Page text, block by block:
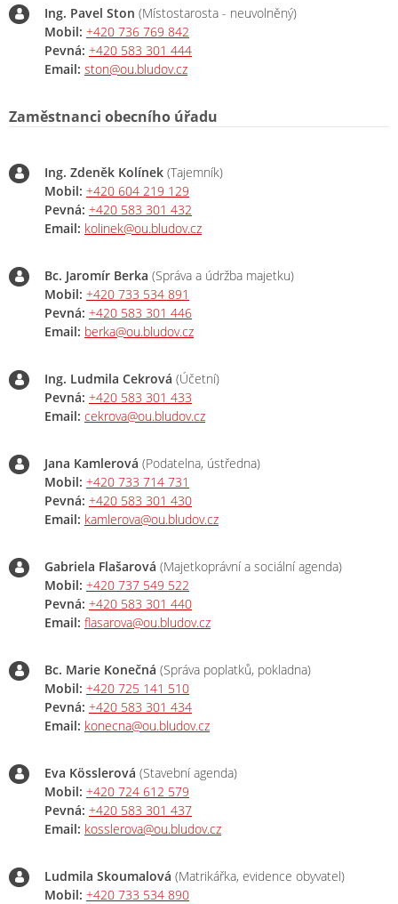
Ing. Pavel Ston (Místostarosta - neuvolněný)
Mobil: +420 736 769 842
Pevná: +420 583 301 444
Email: ston@ou.bludov.cz
Zaměstnanci obecního úřadu
Ing. Zdeněk Kolínek (Tajemník)
Mobil: +420 604 219 129
Pevná: +420 583 301 432
Email: kolinek@ou.bludov.cz
Bc. Jaromír Berka (Správa a údržba majetku)
Mobil: +420 733 534 891
Pevná: +420 583 301 446
Email: berka@ou.bludov.cz
Ing. Ludmila Cekrová (Účetní)
Pevná: +420 583 301 433
Email: cekrova@ou.bludov.cz
Jana Kamlerová (Podatelna, ústředna)
Mobil: +420 733 714 731
Pevná: +420 583 301 430
Email: kamlerova@ou.bludov.cz
Gabriela Flašarová (Majetkoprávní a sociální agenda)
Mobil: +420 737 549 522
Pevná: +420 583 301 440
Email: flasarova@ou.bludov.cz
Bc. Marie Konečná (Správa poplatků, pokladna)
Mobil: +420 725 141 510
Pevná: +420 583 301 434
Email: konecna@ou.bludov.cz
Eva Kösslerová (Stavební agenda)
Mobil: +420 724 612 579
Pevná: +420 583 301 437
Email: kosslerova@ou.bludov.cz
Ludmila Skoumalová (Matrikářka, evidence obyvatel)
Mobil: +420 733 534 890